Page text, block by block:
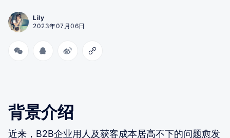
Lily
2023年07月06日
背景介绍
近来，B2B企业用人及获客成本居高不下的问题愈发